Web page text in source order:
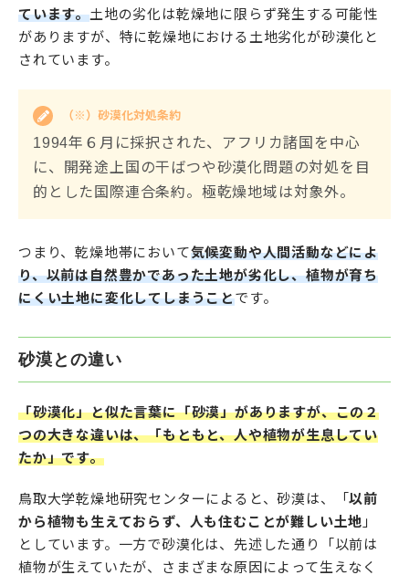
ています。土地の劣化は乾燥地に限らず発生する可能性
がありますが、特に乾燥地における土地劣化が砂漠化と
されています。
（※）砂漠化対処条約
1994年６月に採択された、アフリカ諸国を中心
に、開発途上国の干ばつや砂漠化問題の対処を目
的とした国際連合条約。極乾燥地域は対象外。
つまり、乾燥地帯において気候変動や人間活動などによ
り、以前は自然豊かであった土地が劣化し、植物が育ち
にくい土地に変化してしまうことです。
砂漠との違い
「砂漠化」と似た言葉に「砂漠」がありますが、この２
つの大きな違いは、「もともと、人や植物が生息してい
たか」です。
鳥取大学乾燥地研究センターによると、砂漠は、「以前
から植物も生えておらず、人も住むことが難しい土地 」
としています。一方で砂漠化は、先述した通り「以前は
植物が生えていたが、さまざまな原因によって生えなく